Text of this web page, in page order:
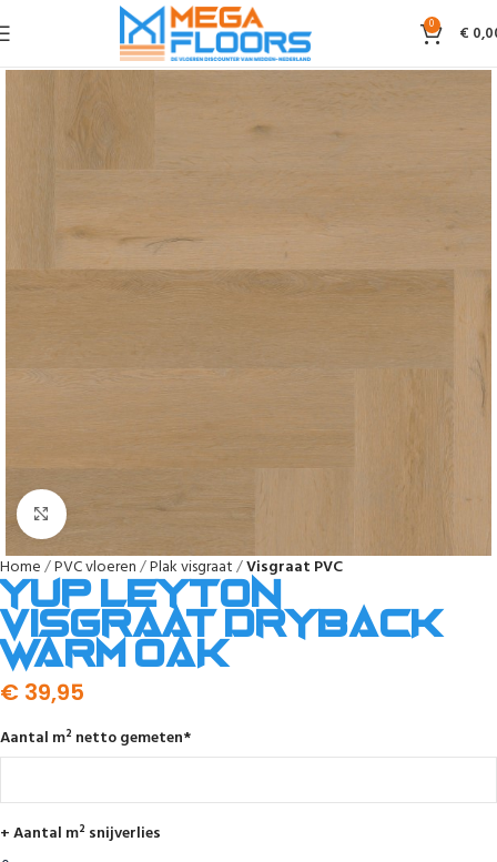
0 €
Home PVC vloeren Plak visgraat Visgraat PVC
YUP Leyton
visgraat dryback
warm oak
€ 39,95
Aantal m² netto gemeten*
+ Aantal m² snijverlies
Afbeelding vergroten